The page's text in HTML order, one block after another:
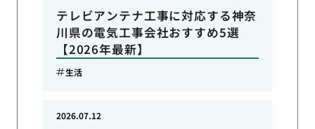
テレビアンテナ工事に対応する神奈
川県の電気工事会社おすすめ5選
【2026年最新】
生活
2026.07.12